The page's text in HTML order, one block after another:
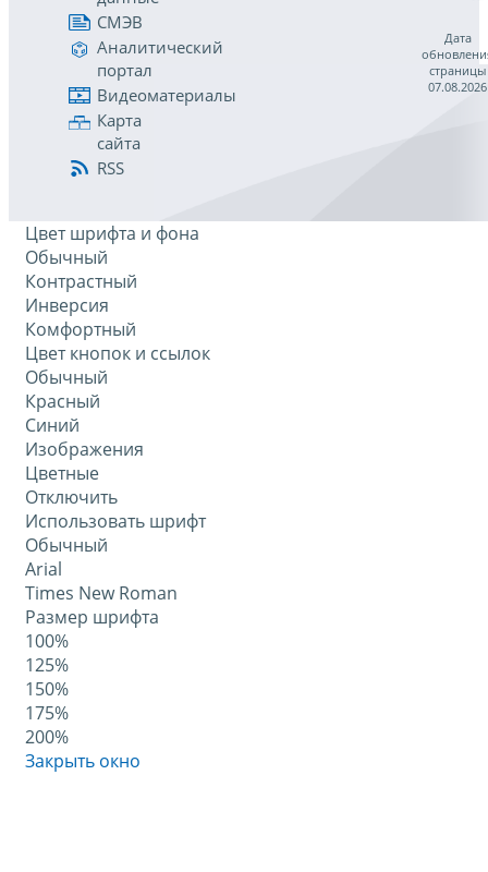
СМЭВ
Аналитический
портал
Видеоматериалы
Карта
сайта
RSS
Дата
страницы
07.08.2026
Цвет шрифта и фона
Обычный
Контрастный
Инверсия
Комфортный
Цвет кнопок и ссылок
Обычный
Красный
Синий
Изображения
Цветные
Отключить
Использовать шрифт
Обычный
Arial
Times New Roman
Размер шрифта
100%
125%
150%
175%
200%
Закрыть окно